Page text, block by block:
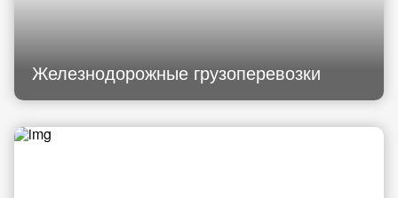
Железнодорожные грузоперевозки